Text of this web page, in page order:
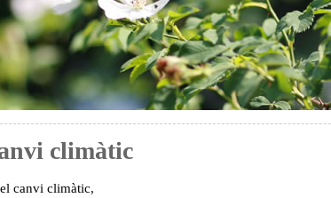
climàtic
canvi climàtic,